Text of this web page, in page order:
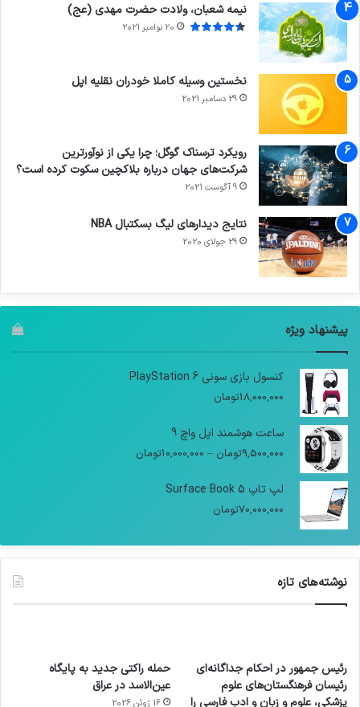
نیمه شعبان، ولادت حضرت مهدی (عج)
20 نوامبر 2021
نخستین وسیله کاملا خودران نقلیه اپل
29 دسامبر 2021
رویکرد ترسناک گوگل؛ چرا یکی از نوآورترین
شرکت‌های جهان درباره بلاکچین سکوت کرده است؟
9 آگوست 2021
نتایج دیدار‌های لیگ بسکتبال NBA
29 جولای 2020
پیشنهاد ویژه
کنسول بازی سونی PlayStation 6
18,000,000تومان
ساعت هوشمند اپل واچ 9
9,500,000تومان –
10,000,000تومان
لپ تاپ Surface Book 5
70,000,000تومان
نوشته‌های تازه
رئیس جمهور در احکام جداگانه‌ای
رئیسان فرهنگستان‌های علوم
پزشکی، علوم و زبان و ادب فارسی را
حمله راکتی جدید به پایگاه
عین‌الاسد در عراق
16 ژوئن 2026